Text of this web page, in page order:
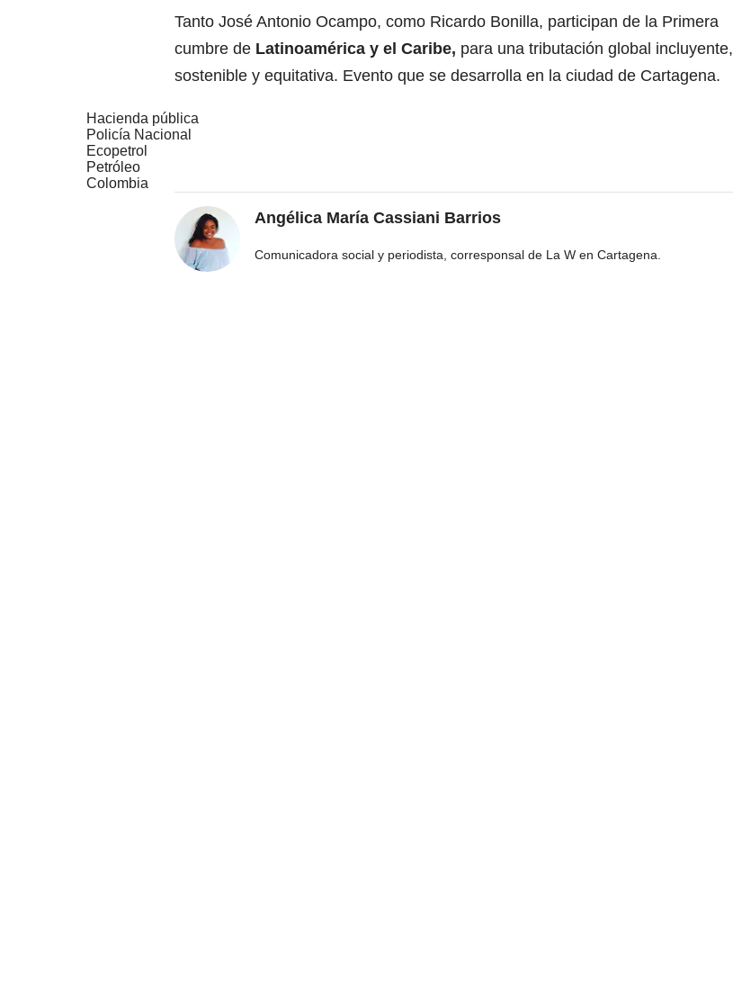
Tanto José Antonio Ocampo, como Ricardo Bonilla, participan de la Primera
cumbre de Latinoamérica y el Caribe, para una tributación global incluyente,
sostenible y equitativa. Evento que se desarrolla en la ciudad de Cartagena.
Hacienda pública
Policía Nacional
Ecopetrol
Petróleo
Colombia
Angélica María Cassiani Barrios
Comunicadora social y periodista, corresponsal de La W en Cartagena.